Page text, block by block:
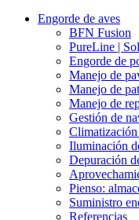
Engorde de aves
BFN Fusion
PureLine |
Engorde de
Manejo de
Manejo de
Manejo de
Gestión de
Climatización
Iluminación
Depuración
Pienso:
Suministro
Referencias